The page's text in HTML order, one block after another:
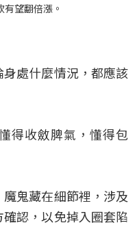
望翻倍漲。
處什麼情況，都應該
得收斂脾氣，懂得包
鬼藏在細節裡，涉及
認，以免掉入圈套陷